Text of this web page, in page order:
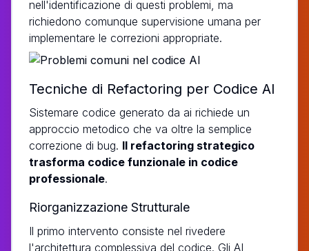
nell'identificazione di questi problemi, ma
richiedono comunque supervisione umana per
implementare le correzioni appropriate.
Tecniche di Refactoring per Codice AI
Sistemare codice generato da ai richiede un
approccio metodico che va oltre la semplice
correzione di bug. Il refactoring strategico
trasforma codice funzionale in codice
professionale.
Riorganizzazione Strutturale
Il primo intervento consiste nel rivedere
l'architettura complessiva del codice. Gli AI